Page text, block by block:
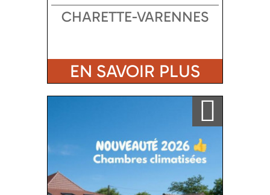
CHARETTE-VARENNES
EN SAVOIR PLUS
Ajouter a ma sélection